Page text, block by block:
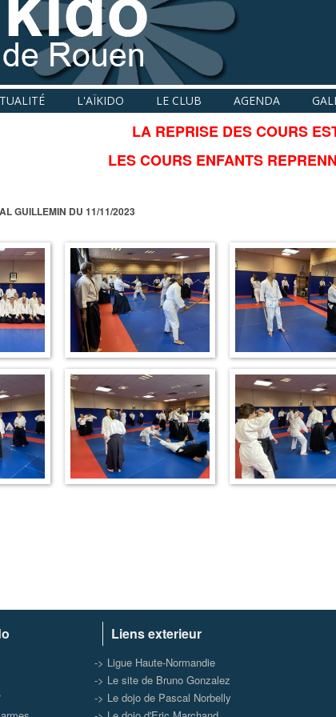
L'AÏKIDO LE CLUB AGENDA
LA REPRISE DES COURS
LES COURS ENFANTS
GUILLEMIN DU 11/11/2023
Liens exterieur
-> Ligue Haute-Normandie
-> Le site de Bruno Gonzalez
-> Le dojo de Pascal Norbelly